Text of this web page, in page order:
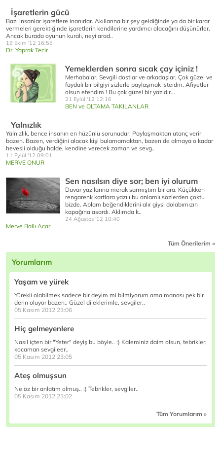
İşaretlerin gücü
Bazı insanlar işaretlere inanırlar. Akıllarına bir şey geldiğinde ya da bir karar
vermeleri gerektiğinde işaretlerin kendilerine yardımcı olacağını düşünürler.
Ancak burada oyunun kuralı, neyi arad..
19 Ekim '12 16:55
Dr. Yaprak Tecir
Yemeklerden sonra sıcak çay içiniz !
Merhabalar, Sevgili dostlar ve arkadaşlar, Çok güzel ve
faydalı bir bilgiyi sizlerle paylaşmak isteidm. Afiyetler
olsun efendim ! Bu çok güzel bir yazıdır...
21 Eylül '12 12:16
BEN ve OLTAMA TAKILANLAR
Yalnızlık
Yalnızlık, bence insanın en hüzünlü sorunudur. Paylaşmaktan utanç verir
bazen. Bazen, verdiğini alacak kişi bulamamaktan, bazen de almaya o kadar
hevesli olduğu halde, kendine verecek zaman ve sevg..
11 Eylül '12 09:01
MERVE ONUR
Sen nasılsın diye sor; ben iyi olurum
Duvar yazılarına merak sarmıştım bir ara. Küçükken
rengarenk kartlara yazılı bu anlamlı sözlerden çoktu
bizde. Ablam beğendiklerini alır giysi dolabımızın
kapağına asardı. Aklımda k..
24 Ağustos '12 10:40
Merve Ballı Acar
Tüm Önerilerim »
Yorumlarım
Yaşam ve yürek
Yürekli olabilmek sadece bir deyim mi bilmiyorum ama manası pek bir
derin oluyor bazen.. Güzel dileklerimle, sevgiler..
05 Kasım 2012 23:06
Hiç gelmeyenlere
Nasıl içten bir "Yeter" deyiş bu böyle.. :) Kaleminiz daim olsun, tebrikler,
kocaman sevgileer..
05 Kasım 2012 23:05
Ateş olmuşsun
Ne öz bir anlatım olmuş.. :) Tebrikler, sevgiler..
05 Kasım 2012 23:02
Tüm Yorumlarım »